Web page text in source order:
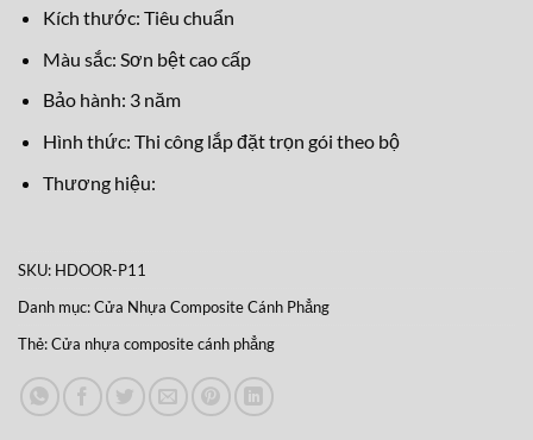
Kích thước: Tiêu chuẩn
Màu sắc: Sơn bệt cao cấp
Bảo hành: 3 năm
Hình thức: Thi công lắp đặt trọn gói theo bộ
Thương hiệu:
SKU: HDOOR-P11
Danh mục:Cửa Nhựa Composite Cánh Phẳng
Thẻ:Cửa nhựa composite cánh phẳng